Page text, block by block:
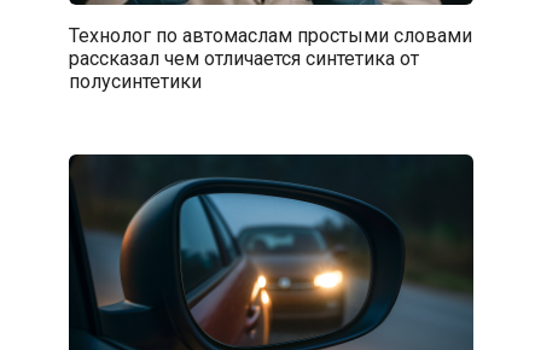
Технолог по автомаслам простыми словами
рассказал чем отличается синтетика от
полусинтетики